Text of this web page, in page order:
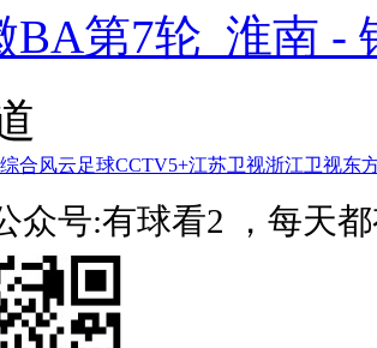
BA第7轮 淮南 -
合风云足球CCTV5+江苏卫视浙江卫视东
众号:有球看2 ，每天